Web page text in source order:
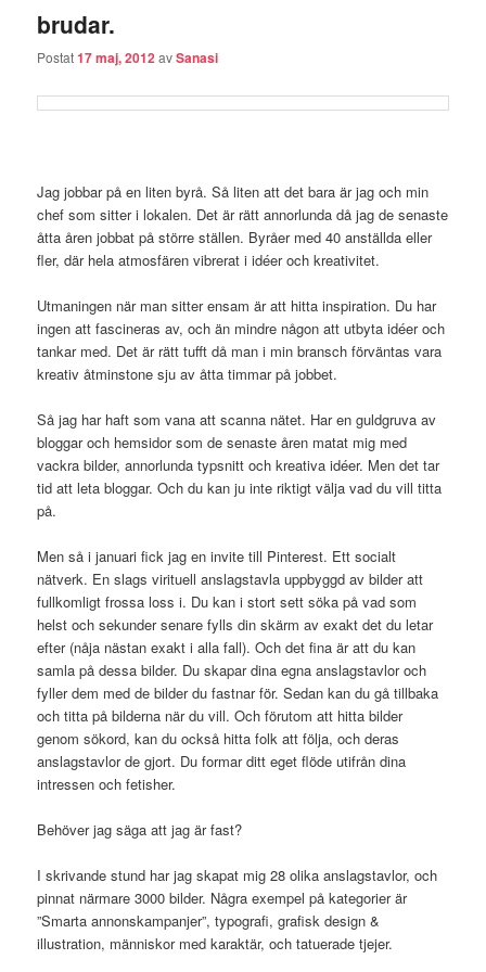
brudar.
Postat17 maj, 2012avSanasi
Jag jobbar på en liten byrå. Så liten att det bara är jag och min
chef som sitter i lokalen. Det är rätt annorlunda då jag de senaste
åtta åren jobbat på större ställen. Byråer med 40 anställda eller
fler, där hela atmosfären vibrerat i idéer och kreativitet.
Utmaningen när man sitter ensam är att hitta inspiration. Du har
ingen att fascineras av, och än mindre någon att utbyta idéer och
tankar med. Det är rätt tufft då man i min bransch förväntas vara
kreativ åtminstone sju av åtta timmar på jobbet.
Så jag har haft som vana att scanna nätet. Har en guldgruva av
bloggar och hemsidor som de senaste åren matat mig med
vackra bilder, annorlunda typsnitt och kreativa idéer. Men det tar
tid att leta bloggar. Och du kan ju inte riktigt välja vad du vill titta
på.
Men så i januari fick jag en invite till Pinterest. Ett socialt
nätverk. En slags virituell anslagstavla uppbyggd av bilder att
fullkomligt frossa loss i. Du kan i stort sett söka på vad som
helst och sekunder senare fylls din skärm av exakt det du letar
efter (nåja nästan exakt i alla fall). Och det fina är att du kan
samla på dessa bilder. Du skapar dina egna anslagstavlor och
fyller dem med de bilder du fastnar för. Sedan kan du gå tillbaka
och titta på bilderna när du vill. Och förutom att hitta bilder
genom sökord, kan du också hitta folk att följa, och deras
anslagstavlor de gjort. Du formar ditt eget flöde utifrån dina
intressen och fetisher.
Behöver jag säga att jag är fast?
I skrivande stund har jag skapat mig 28 olika anslagstavlor, och
pinnat närmare 3000 bilder. Några exempel på kategorier är
”Smarta annonskampanjer”, typografi, grafisk design &
illustration, människor med karaktär, och tatuerade tjejer.